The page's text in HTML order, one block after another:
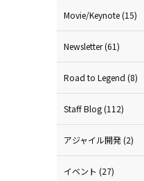
Movie/Keynote(15)
Newsletter(61)
Road to Legend (8)
Staff Blog(112)
アジャイル開発(2)
イベント (27)